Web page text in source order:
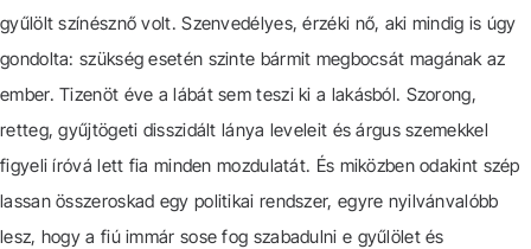
gyűlölt színésznő volt. Szenvedélyes, érzéki nő, aki mindig is úgy
gondolta: szükség esetén szinte bármit megbocsát magának az
ember. Tizenöt éve a lábát sem teszi ki a lakásból. Szorong,
retteg, gyűjtögeti disszidált lánya leveleit és árgus szemekkel
figyeli íróvá lett fia minden mozdulatát. És miközben odakint szép
lassan összeroskad egy politikai rendszer, egyre nyilvánvalóbb
lesz, hogy a fiú immár sose fog szabadulni e gyűlölet és